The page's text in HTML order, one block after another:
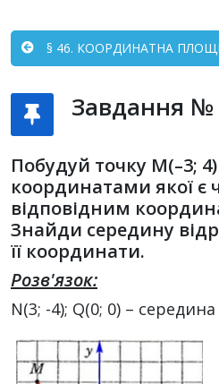
§ 46. КООРДИНАТНА
Завдання №
Побудуй точку M(–3; 4)
координатами якої є
відповідним
Знайди середину
її координати.
Розв'язок:
N(3; -4); Q(0; 0) – середина